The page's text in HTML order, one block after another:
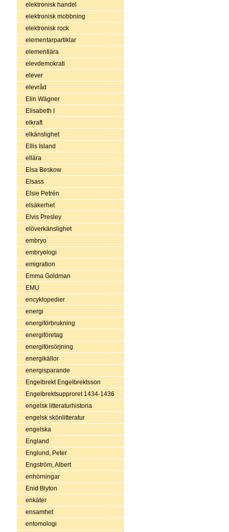
elektronisk handel
elektronisk mobbning
elektronisk rock
elementarpartiklar
elementlära
elevdemokrati
elever
elevråd
Elin Wägner
Elisabeth I
elkraft
elkänslighet
Ellis Island
ellära
Elsa Beskow
Elsass
Elsie Petrén
elsäkerhet
Elvis Presley
elöverkänslighet
embryo
embryologi
emigration
Emma Goldman
EMU
encyklopedier
energi
energiförbrukning
energiföretag
energiförsörjning
energikällor
energisparande
Engelbrekt Engelbrektsson
Engelbrektsupproret 1434-1436
engelsk litteraturhistoria
engelsk skönlitteratur
engelska
England
Englund, Peter
Engström, Albert
enhörningar
Enid Blyton
enkäter
ensamhet
entomologi